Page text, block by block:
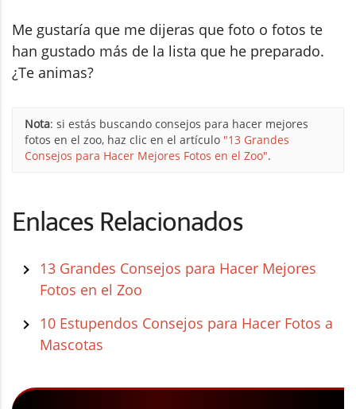
Me gustaría que me dijeras que foto o fotos te
han gustado más de la lista que he preparado.
¿Te animas?
Nota: si estás buscando consejos para hacer mejores
fotos en el zoo, haz clic en el artículo "13 Grandes
Consejos para Hacer Mejores Fotos en el Zoo".
Enlaces Relacionados
13 Grandes Consejos para Hacer Mejores
Fotos en el Zoo
10 Estupendos Consejos para Hacer Fotos a
Mascotas